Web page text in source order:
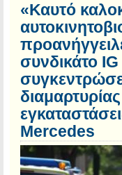
«Καυτό
συνδικάτο
Mercedes